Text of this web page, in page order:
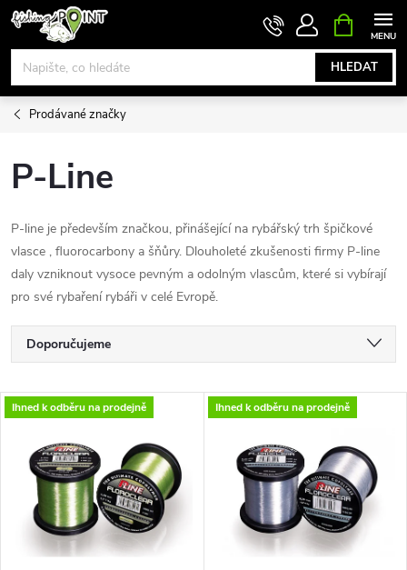
Přejít
obsah
HLEDAT
NÁKUPNÍ
KOŠÍK
Prodávané značky
P-Line
P-line je především značkou, přinášející na rybářský trh špičkové
vlasce , fluorocarbony a šňůry. Dlouholeté zkušenosti firmy P-line
daly vzniknout vysoce pevným a odolným vlascům, které si vybírají
pro své rybaření rybáři v celé Evropě.
Ř
a
Doporučujeme
Nejdražší
Nejprodávanější
Abecedně
V
ý
Ihned k odběru na prodejně Ihned k odběru na prodejně